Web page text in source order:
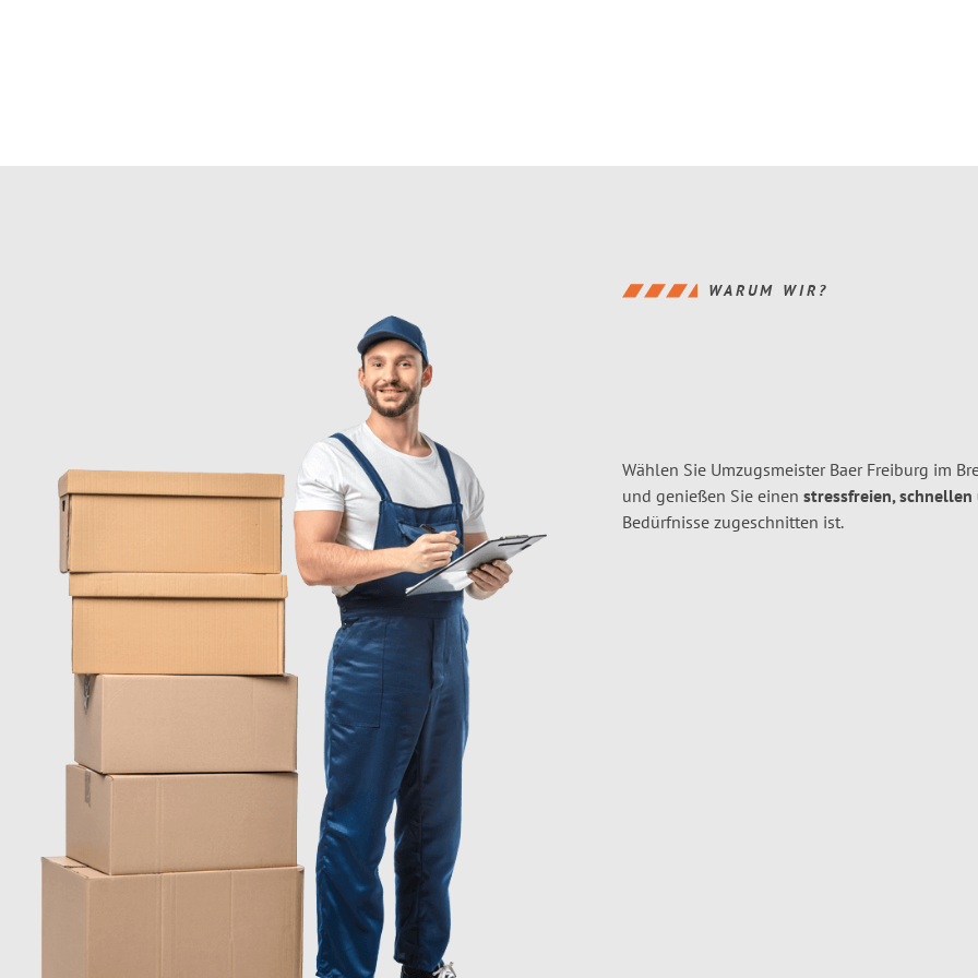
WARUM WIR?
Wählen Sie Umzugsmeister Baer Freiburg im
und genießen Sie einen stressfreien,
Bedürfnisse zugeschnitten ist.